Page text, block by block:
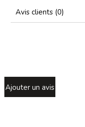
Avis clients (0)
Ajouter un avis